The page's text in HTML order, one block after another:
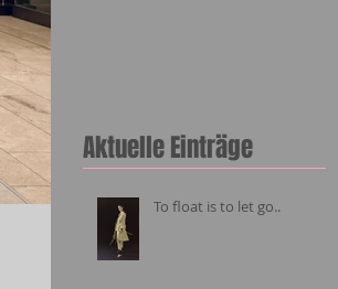
Aktuelle Einträge
To float is to let go..